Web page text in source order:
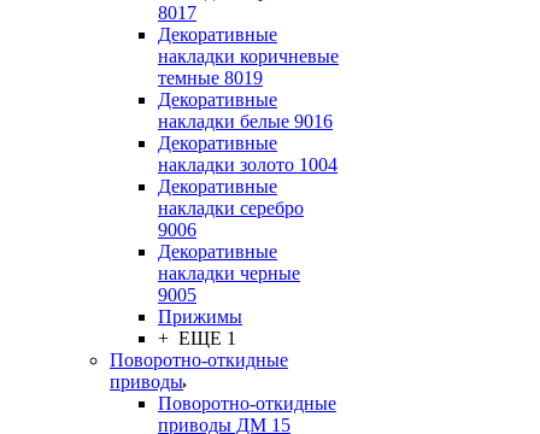
8017
Декоративные
накладки коричневые
темные 8019
Декоративные
накладки белые 9016
Декоративные
накладки золото 1004
Декоративные
накладки серебро
9006
Декоративные
накладки черные
9005
Прижимы
+ ЕЩЕ 1
Поворотно-откидные
приводы
Поворотно-откидные
приводы ДМ 15